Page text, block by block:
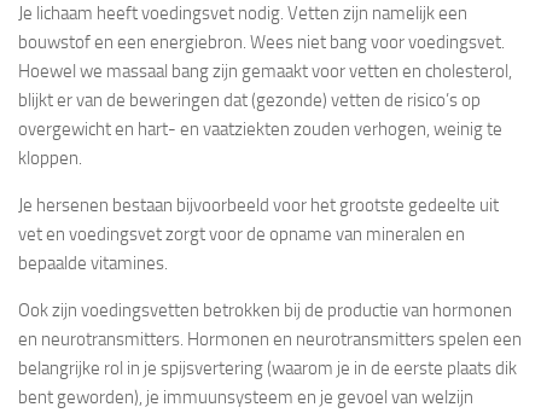
Je lichaam heeft voedingsvet nodig. Vetten zijn namelijk een
bouwstof en een energiebron. Wees niet bang voor voedingsvet.
Hoewel we massaal bang zijn gemaakt voor vetten en cholesterol,
blijkt er van de beweringen dat (gezonde) vetten de risico’s op
overgewicht en hart- en vaatziekten zouden verhogen, weinig te
kloppen.
Je hersenen bestaan bijvoorbeeld voor het grootste gedeelte uit
vet en voedingsvet zorgt voor de opname van mineralen en
bepaalde vitamines.
Ook zijn voedingsvetten betrokken bij de productie van hormonen
en neurotransmitters. Hormonen en neurotransmitters spelen een
belangrijke rol in je spijsvertering (waarom je in de eerste plaats dik
bent geworden), je immuunsysteem en je gevoel van welzijn